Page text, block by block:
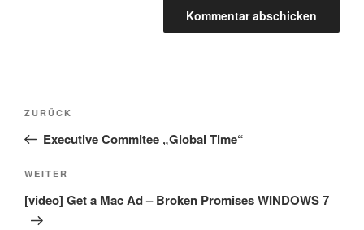
Beitragsnavigation
Vorheriger
Beitrag
ZURÜCK
Executive Commitee „Global Time“
Nächster
Beitrag
WEITER
[video] Get a Mac Ad – Broken Promises WINDOWS 7